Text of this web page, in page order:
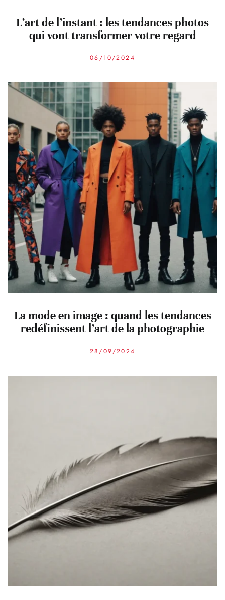
L’art de l’instant : les tendances photos
qui vont transformer votre regard
06/10/2024
La mode en image : quand les tendances
redéfinissent l’art de la photographie
28/09/2024